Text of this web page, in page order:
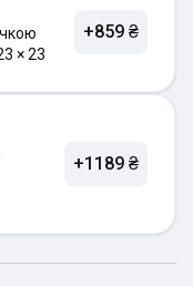
× 23
+859 ₴
+1189 ₴